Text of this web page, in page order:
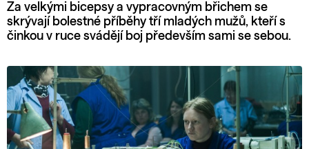
Za velkými bicepsy a vypracovným břichem se
skrývají bolestné příběhy tří mladých mužů, kteří s
činkou v ruce svádějí boj především sami se sebou.